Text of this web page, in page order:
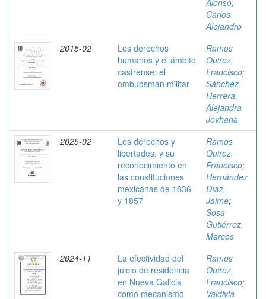
Alonso,
Carlos
Alejandro
2015-02
Los derechos
humanos y el ámbito
castrense: el
ombudsman militar
Ramos
Quiroz,
Francisco;
Sánchez
Herrera,
Alejandra
Jovhana
2025-02
Los derechos y
libertades, y su
reconocimiento en
las constituciones
mexicanas de 1836
y 1857
Ramos
Quiroz,
Francisco;
Hernández
Díaz,
Jaime;
Sosa
Gutiérrez,
Marcos
2024-11
La efectividad del
juicio de residencia
en Nueva Galicia
como mecanismo
Ramos
Quiroz,
Francisco;
Valdivia